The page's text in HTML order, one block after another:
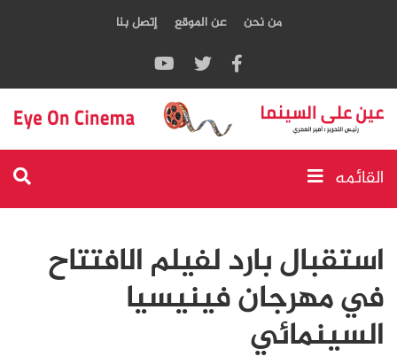
من نحن عن الموقع إتصل بنا
القائمه
استقبال بارد لفيلم الافتتاح
في مهرجان فينيسيا
السينمائي